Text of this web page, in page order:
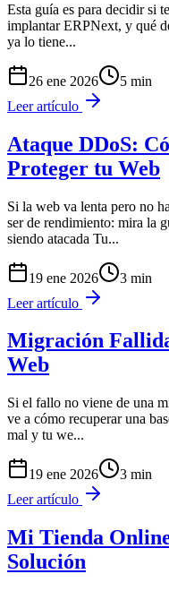
Esta guía es para decidir si
implantar ERPNext, y qué
ya lo tiene...
26 ene 2026 5 min
Leer artículo
Ataque DDoS:
Proteger tu Web
Si la web va lenta pero no
ser de rendimiento: mira la
siendo atacada Tu...
19 ene 2026 3 min
Leer artículo
Migración
Web
Si el fallo no viene de una
ve a cómo recuperar una
mal y tu we...
19 ene 2026 3 min
Leer artículo
Mi Tienda
Solución